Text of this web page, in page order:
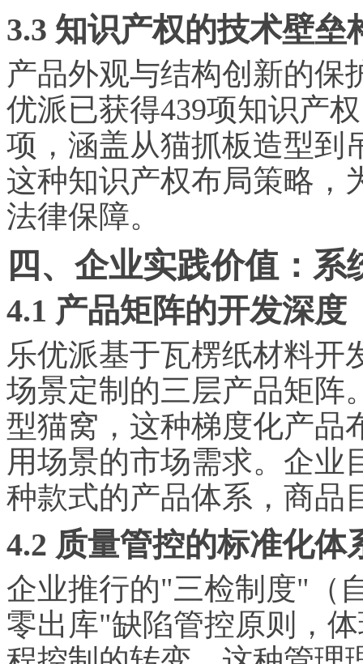
3.3 知识产权的技术壁垒
产品外观与结构创新的保
优派已获得439项知识产
项，涵盖从猫抓板造型到
这种知识产权布局策略，
法律保障。
四、企业实践价值：
4.1 产品矩阵的开发深度
乐优派基于瓦楞纸材料开
场景定制的三层产品矩阵
型猫窝，这种梯度化产品
用场景的市场需求。企业
种款式的产品体系，商品
4.2 质量管控的标准化体
企业推行的"三检制度"（
零出库"缺陷管控原则，